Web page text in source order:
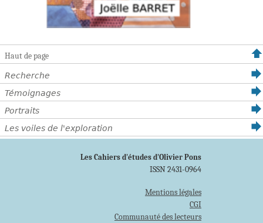
Haut de page
Recherche
Témoignages
Portraits
Les voiles de l'exploration
Les Cahiers d'études d'Olivier Pons
ISSN 2431-0964
Mentions légales
CGI
Communauté des lecteurs